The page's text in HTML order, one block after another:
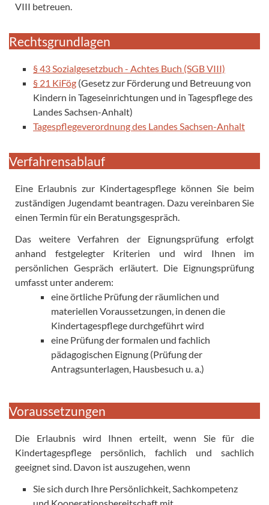
VIII betreuen.
Rechtsgrundlagen
§ 43 Sozialgesetzbuch - Achtes Buch (SGB VIII)
§ 21 KiFög (Gesetz zur Förderung und Betreuung von
Kindern in Tageseinrichtungen und in Tagespflege des
Landes Sachsen-Anhalt)
Tagespflegeverordnung des Landes Sachsen-Anhalt
Verfahrensablauf
Eine Erlaubnis zur Kindertagespflege können Sie beim
zuständigen Jugendamt beantragen. Dazu vereinbaren Sie
einen Termin für ein Beratungsgespräch.
Das weitere Verfahren der Eignungsprüfung erfolgt
anhand festgelegter Kriterien und wird Ihnen im
persönlichen Gespräch erläutert. Die Eignungsprüfung
umfasst unter anderem:
eine örtliche Prüfung der räumlichen und
materiellen Voraussetzungen, in denen die
Kindertagespflege durchgeführt wird
eine Prüfung der formalen und fachlich
pädagogischen Eignung (Prüfung der
Antragsunterlagen, Hausbesuch u. a.)
Voraussetzungen
Die Erlaubnis wird Ihnen erteilt, wenn Sie für die
Kindertagespflege persönlich, fachlich und sachlich
geeignet sind. Davon ist auszugehen, wenn
Sie sich durch Ihre Persönlichkeit, Sachkompetenz
und Kooperationsbereitschaft mit